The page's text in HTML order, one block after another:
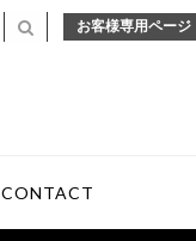
お客様専用ページ
CONTACT